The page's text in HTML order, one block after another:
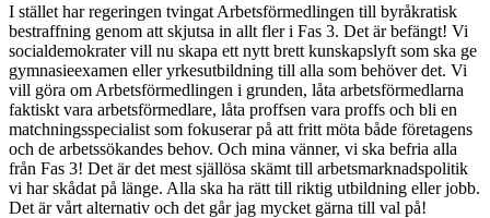
I stället har regeringen tvingat Arbetsförmedlingen till byråkratisk
bestraffning genom att skjutsa in allt fler i Fas 3. Det är befängt! Vi
socialdemokrater vill nu skapa ett nytt brett kunskapslyft som ska ge
gymnasieexamen eller yrkesutbildning till alla som behöver det. Vi
vill göra om Arbetsförmedlingen i grunden, låta arbetsförmedlarna
faktiskt vara arbetsförmedlare, låta proffsen vara proffs och bli en
matchningsspecialist som fokuserar på att fritt möta både företagens
och de arbetssökandes behov. Och mina vänner, vi ska befria alla
från Fas 3! Det är det mest själlösa skämt till arbetsmarknadspolitik
vi har skådat på länge. Alla ska ha rätt till riktig utbildning eller jobb.
Det är vårt alternativ och det går jag mycket gärna till val på!